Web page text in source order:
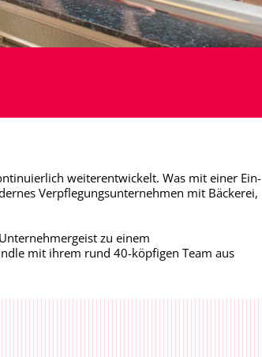
weiterentwickelt. Was mit einer Ein-
Verpflegungsunternehmen mit Bäckerei,
zu einem
mit ihrem rund 40-köpfigen Team aus